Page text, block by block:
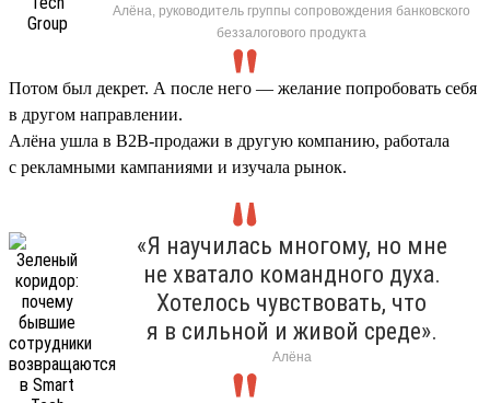
Алёна, руководитель группы сопровождения банковского
беззалогового продукта
Потом был декрет. А после него — желание попробовать себя
в другом направлении.
Алёна ушла в B2B-продажи в другую компанию, работала
с рекламными кампаниями и изучала рынок.
«Я научилась многому, но мне
не хватало командного духа.
Хотелось чувствовать, что
я в сильной и живой среде».
Алёна